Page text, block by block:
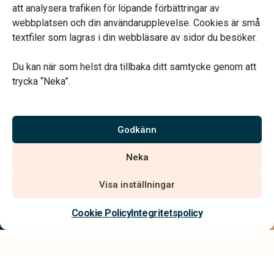
att analysera trafiken för löpande förbättringar av
webbplatsen och din användarupplevelse. Cookies är små
textfiler som lagras i din webbläsare av sidor du besöker.
Du kan när som helst dra tillbaka ditt samtycke genom att
trycka “Neka”.
Godkänn
Neka
Visa inställningar
Cookie PolicyIntegritetspolicy
Kontakta oss
Vårt systerbolag Verahill hjälper dig med familjejuridiken –
Vi är auktoriserade av Sveriges Begravningsbyråers Förbund och
har högt ställda krav på utbildning, kvalitet, miljö och arbetsmiljö.